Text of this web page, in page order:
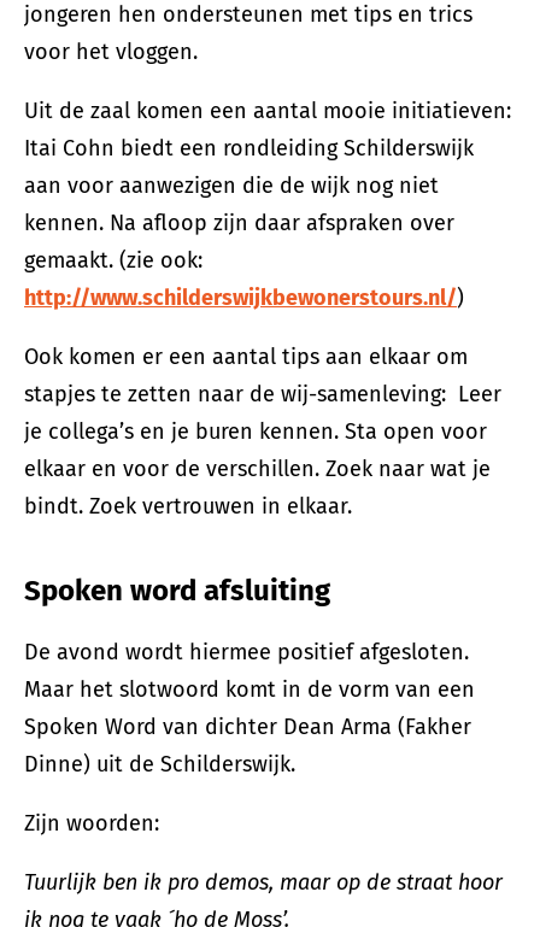
jongeren hen ondersteunen met tips en trics
voor het vloggen.
Uit de zaal komen een aantal mooie initiatieven:
Itai Cohn biedt een rondleiding Schilderswijk
aan voor aanwezigen die de wijk nog niet
kennen. Na afloop zijn daar afspraken over
gemaakt. (zie ook:
http://www.schilderswijkbewonerstours.nl/)
Ook komen er een aantal tips aan elkaar om
stapjes te zetten naar de wij-samenleving: Leer
je collega’s en je buren kennen. Sta open voor
elkaar en voor de verschillen. Zoek naar wat je
bindt. Zoek vertrouwen in elkaar.
Spoken word afsluiting
De avond wordt hiermee positief afgesloten.
Maar het slotwoord komt in de vorm van een
Spoken Word van dichter Dean Arma (Fakher
Dinne) uit de Schilderswijk.
Zijn woorden:
Tuurlijk ben ik pro demos, maar op de straat hoor
ik nog te vaak ´ho de Moss’.